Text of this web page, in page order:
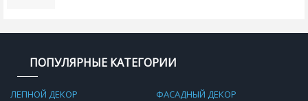
ПОПУЛЯРНЫЕ КАТЕГОРИИ
ЛЕПНОЙ ДЕКОР
ФАСАДНЫЙ ДЕКОР